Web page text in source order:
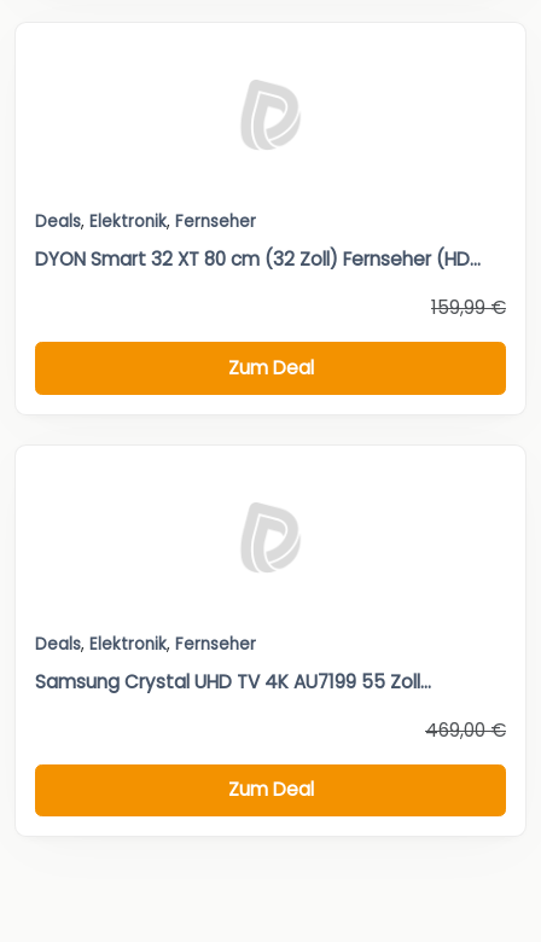
Deals, Elektronik, Fernseher
DYON Smart 32 XT 80 cm (32 Zoll) Fernseher (HD...
159,99 €
Zum Deal
Deals, Elektronik, Fernseher
Samsung Crystal UHD TV 4K AU7199 55 Zoll...
469,00 €
Zum Deal